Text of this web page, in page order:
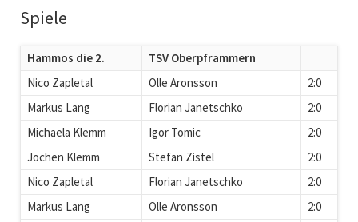
Spiele
Hammos die 2.
TSV Oberpframmern
Nico Zapletal
Olle Aronsson
2:0
Markus Lang
Florian Janetschko
2:0
Michaela Klemm
Igor Tomic
2:0
Jochen Klemm
Stefan Zistel
2:0
Nico Zapletal
Florian Janetschko
2:0
Markus Lang
Olle Aronsson
2:0